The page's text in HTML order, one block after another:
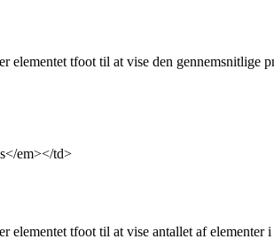
elementet tfoot til at vise den gennemsnitlige
em></td>
elementet tfoot til at vise antallet af elementer i